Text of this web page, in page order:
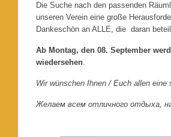
Die Suche nach den passenden
unseren Verein eine große
Dankeschön an ALLE, die daran
Ab Montag, den 08. September
wiedersehen.
Wir wünschen Ihnen / Euch allen
Желаем всем отличного отдыха,